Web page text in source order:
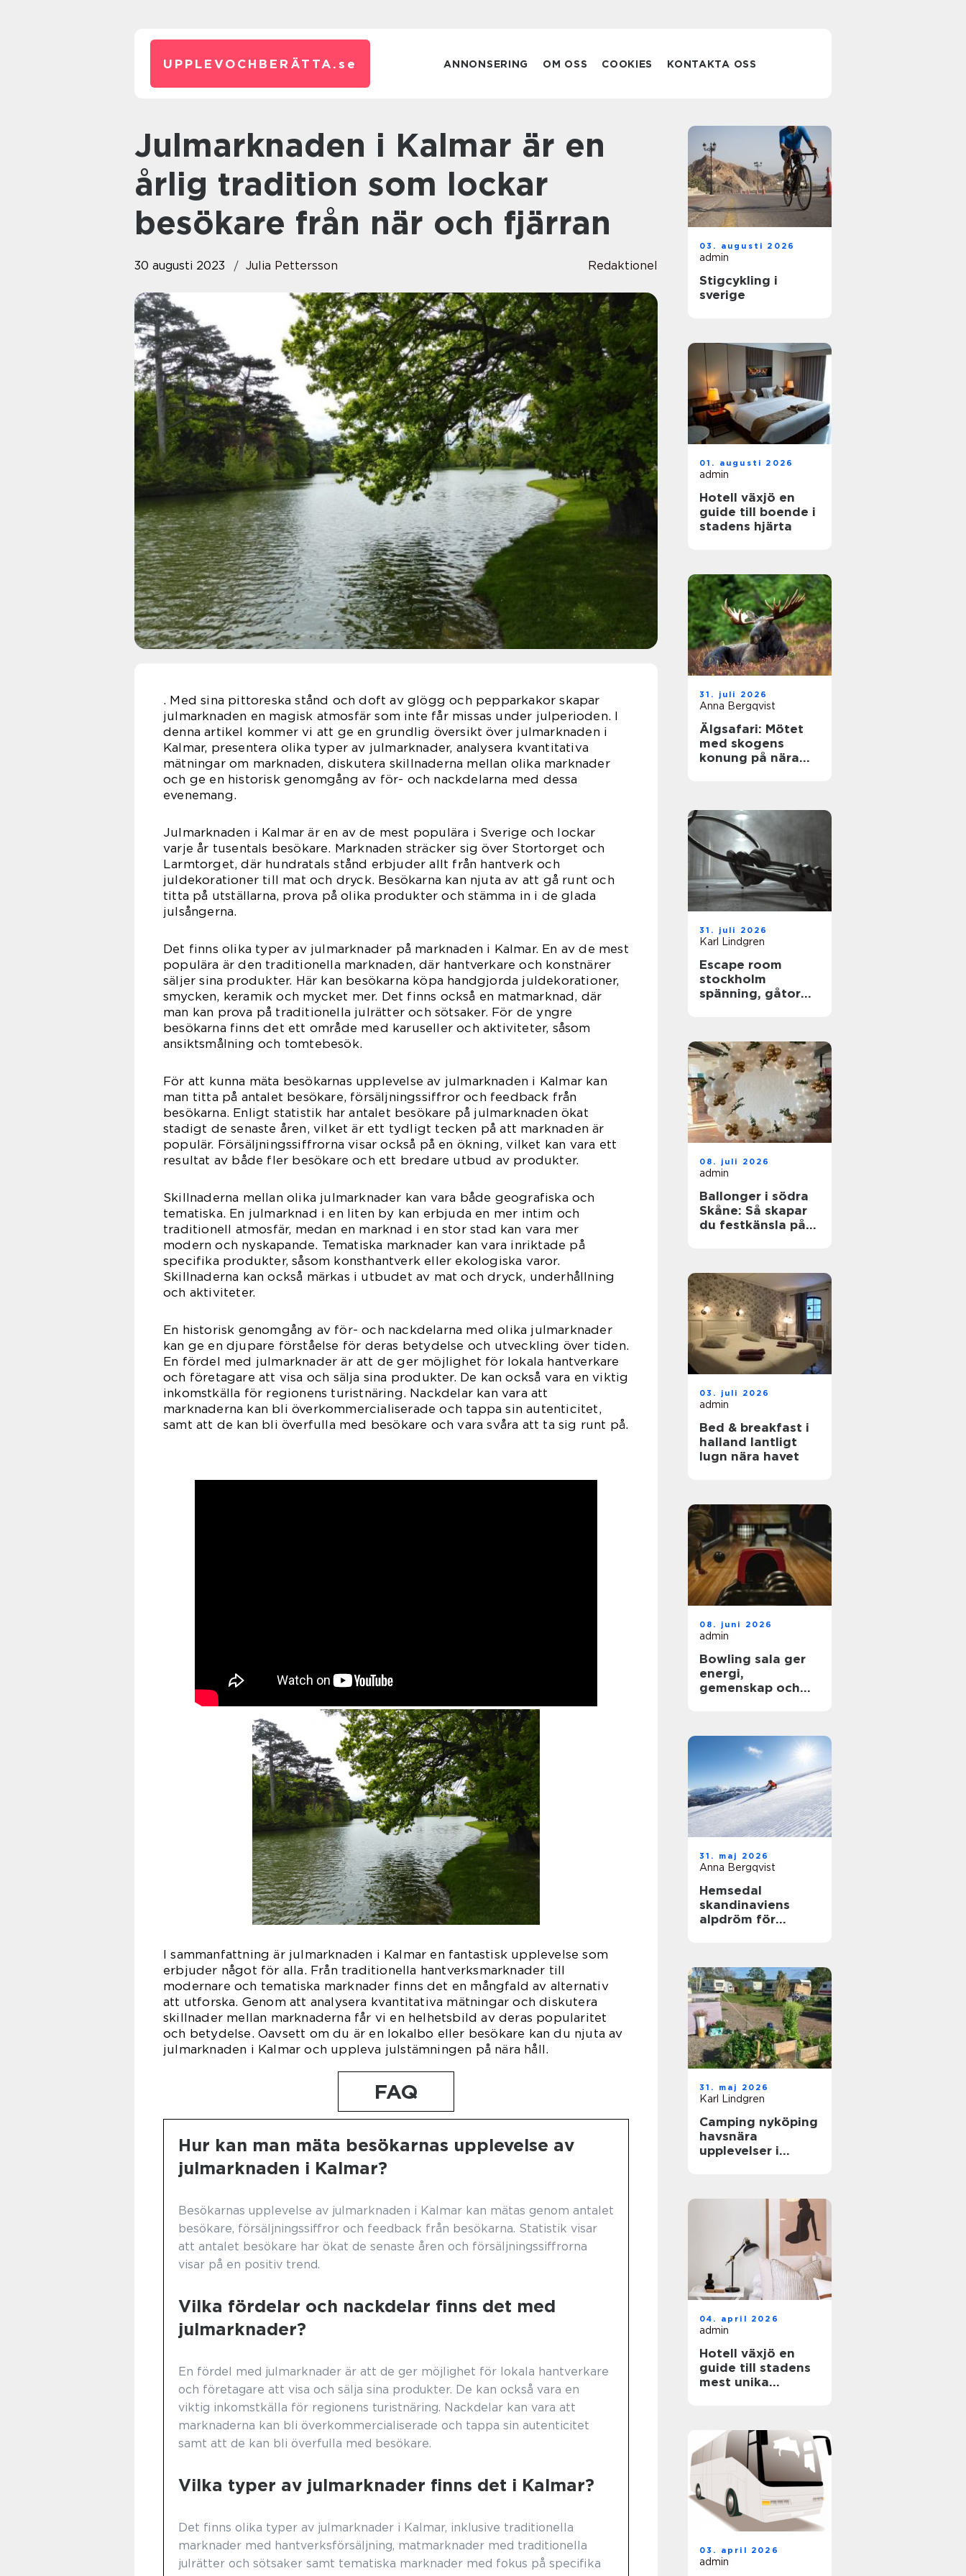
UPPLEVOCHBERÄTTA. se ANNONSERING OM OSS COOKIES KONTAKTA OSS
Julmarknaden i Kalmar är en
årlig tradition som lockar
besökare från när och fjärran
30 augusti 2023 Julia Pettersson Redaktionel
. Med sina pittoreska stånd och doft av glögg och pepparkakor skapar
julmarknaden en magisk atmosfär som inte får missas under julperioden. I
denna artikel kommer vi att ge en grundlig översikt över julmarknaden i
Kalmar, presentera olika typer av julmarknader, analysera kvantitativa
mätningar om marknaden, diskutera skillnaderna mellan olika marknader
och ge en historisk genomgång av för- och nackdelarna med dessa
evenemang.
Julmarknaden i Kalmar är en av de mest populära i Sverige och lockar
varje år tusentals besökare. Marknaden sträcker sig över Stortorget och
Larmtorget, där hundratals stånd erbjuder allt från hantverk och
juldekorationer till mat och dryck. Besökarna kan njuta av att gå runt och
titta på utställarna, prova på olika produkter och stämma in i de glada
julsångerna.
Det finns olika typer av julmarknader på marknaden i Kalmar. En av de mest
populära är den traditionella marknaden, där hantverkare och konstnärer
säljer sina produkter. Här kan besökarna köpa handgjorda juldekorationer,
smycken, keramik och mycket mer. Det finns också en matmarknad, där
man kan prova på traditionella julrätter och sötsaker. För de yngre
besökarna finns det ett område med karuseller och aktiviteter, såsom
ansiktsmålning och tomtebesök.
För att kunna mäta besökarnas upplevelse av julmarknaden i Kalmar kan
man titta på antalet besökare, försäljningssiffror och feedback från
besökarna. Enligt statistik har antalet besökare på julmarknaden ökat
stadigt de senaste åren, vilket är ett tydligt tecken på att marknaden är
populär. Försäljningssiffrorna visar också på en ökning, vilket kan vara ett
resultat av både fler besökare och ett bredare utbud av produkter.
Skillnaderna mellan olika julmarknader kan vara både geografiska och
tematiska. En julmarknad i en liten by kan erbjuda en mer intim och
traditionell atmosfär, medan en marknad i en stor stad kan vara mer
modern och nyskapande. Tematiska marknader kan vara inriktade på
specifika produkter, såsom konsthantverk eller ekologiska varor.
Skillnaderna kan också märkas i utbudet av mat och dryck, underhållning
och aktiviteter.
En historisk genomgång av för- och nackdelarna med olika julmarknader
kan ge en djupare förståelse för deras betydelse och utveckling över tiden.
En fördel med julmarknader är att de ger möjlighet för lokala hantverkare
och företagare att visa och sälja sina produkter. De kan också vara en viktig
inkomstkälla för regionens turistnäring. Nackdelar kan vara att
marknaderna kan bli överkommercialiserade och tappa sin autenticitet,
samt att de kan bli överfulla med besökare och vara svåra att ta sig runt på.
I sammanfattning är julmarknaden i Kalmar en fantastisk upplevelse som
erbjuder något för alla. Från traditionella hantverksmarknader till
modernare och tematiska marknader finns det en mångfald av alternativ
att utforska. Genom att analysera kvantitativa mätningar och diskutera
skillnader mellan marknaderna får vi en helhetsbild av deras popularitet
och betydelse. Oavsett om du är en lokalbo eller besökare kan du njuta av
julmarknaden i Kalmar och uppleva julstämningen på nära håll.
FAQ
Hur kan man mäta besökarnas upplevelse av
julmarknaden i Kalmar?
Besökarnas upplevelse av julmarknaden i Kalmar kan mätas genom antalet
besökare, försäljningssiffror och feedback från besökarna. Statistik visar
att antalet besökare har ökat de senaste åren och försäljningssiffrorna
visar på en positiv trend.
Vilka fördelar och nackdelar finns det med
julmarknader?
En fördel med julmarknader är att de ger möjlighet för lokala hantverkare
och företagare att visa och sälja sina produkter. De kan också vara en
viktig inkomstkälla för regionens turistnäring. Nackdelar kan vara att
marknaderna kan bli överkommercialiserade och tappa sin autenticitet
samt att de kan bli överfulla med besökare.
Vilka typer av julmarknader finns det i Kalmar?
Det finns olika typer av julmarknader i Kalmar, inklusive traditionella
marknader med hantverksförsäljning, matmarknader med traditionella
julrätter och sötsaker samt tematiska marknader med fokus på specifika
03. augusti 2026
admin
Stigcykling i
sverige
01. augusti 2026
admin
Hotell växjö en
guide till boende i
stadens hjärta
31. juli 2026
Anna Bergqvist
Älgsafari: Mötet
med skogens
konung på nära
31. juli 2026
Karl Lindgren
Escape room
stockholm
spänning, gåtor
08. juli 2026
admin
Ballonger i södra
Skåne: Så skapar
du festkänsla på
03. juli 2026
admin
Bed & breakfast i
halland lantligt
lugn nära havet
08. juni 2026
admin
Bowling sala ger
energi,
gemenskap och
31. maj 2026
Anna Bergqvist
Hemsedal
skandinaviens
alpdröm för
31. maj 2026
Karl Lindgren
Camping nyköping
havsnära
upplevelser i
04. april 2026
admin
Hotell växjö en
guide till stadens
mest unika
03. april 2026
admin